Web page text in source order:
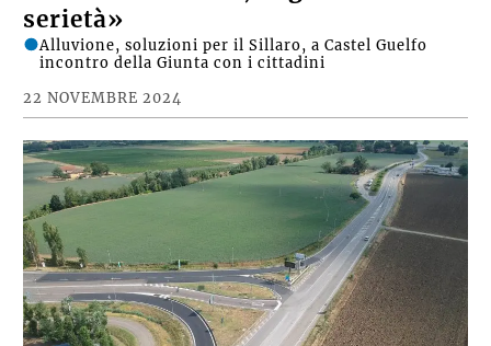
serietà»
22 NOVEMBRE 2024
Alluvione, soluzioni per il Sillaro, a Castel Guelfo
incontro della Giunta con i cittadini